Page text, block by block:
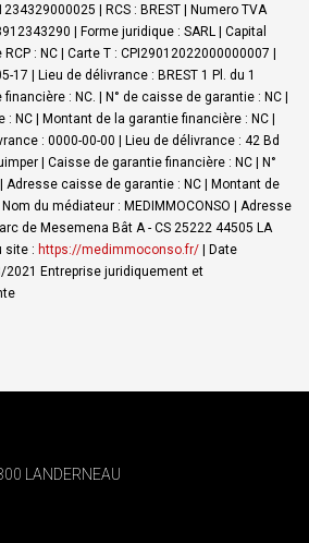
| RCS : BREST | Numero TVA
| Forme juridique : SARL | Capital
: NC | Carte T : CPI29012022000000007 |
17 | Lieu de délivrance : BREST 1 Pl. du 1
: NC. | N° de caisse de garantie : NC |
NC | Montant de la garantie financière : NC |
: 0000-00-00 | Lieu de délivrance : 42 Bd
| Caisse de garantie financière : NC | N°
Adresse caisse de garantie : NC | Montant de
du médiateur : MEDIMMOCONSO | Adresse
de Mesemena Bât A - CS 25222 44505 LA
site : https://medimmoconso.fr/ | Date
2021 Entreprise juridiquement et
LANDERNEAU